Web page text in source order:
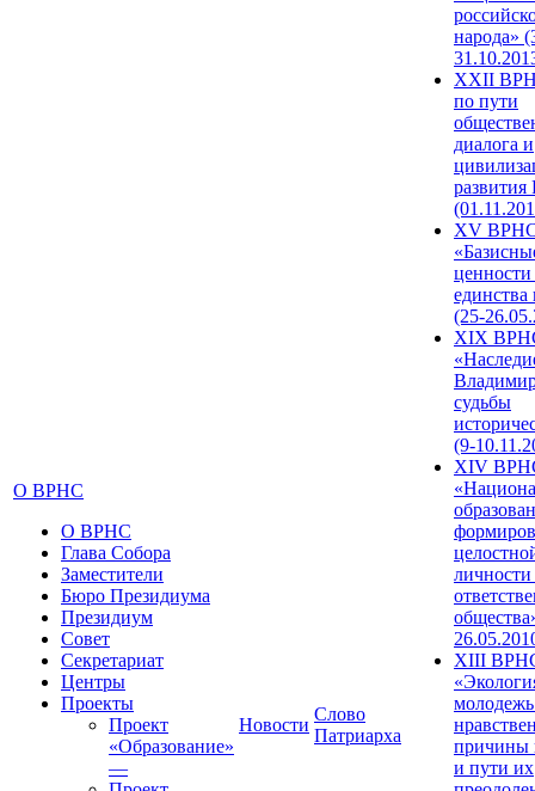
О ВРНС
О ВРНС
Глава Собора
Заместители
Бюро Президиума
Президиум
Совет
Секретариат
Центры
Проекты
Проект
«Образование»
—
Новости
Слово
Патриарха
народа»
XXII
по пути
диалога и
развития
XV
единства
(25-
XIX
судьбы
(9-
XIV
XIII
причины
и пути их